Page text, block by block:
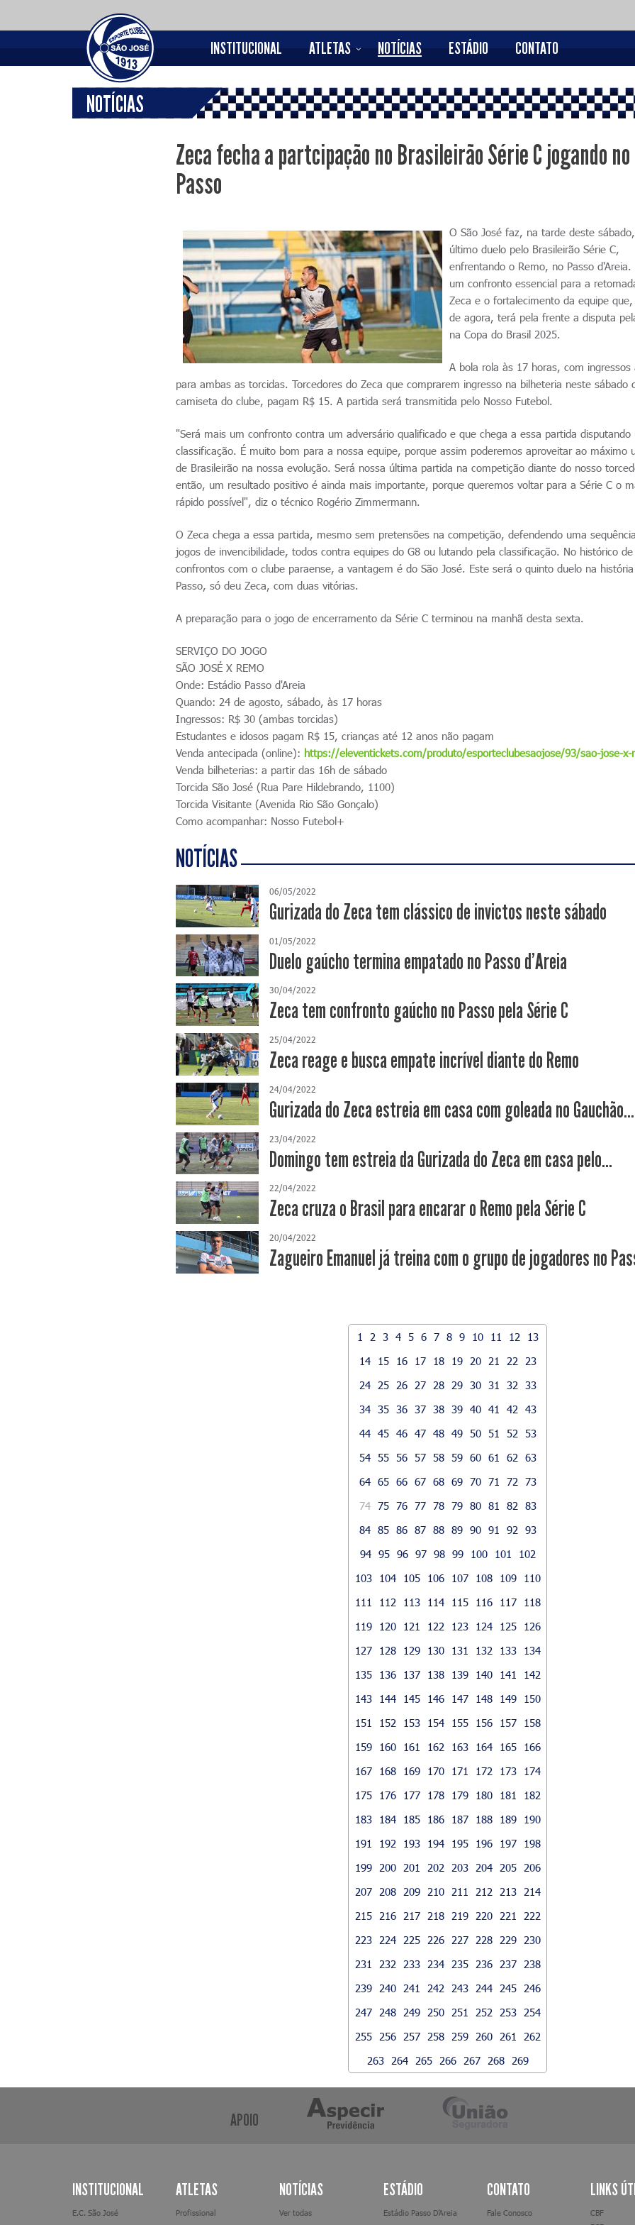
INSTITUCIONAL ATLETAS NOTÍCIAS ESTÁDIO CONTATO
NOTÍCIAS
Zeca fecha a partcipação no Brasileirão Série C jogando no
Passo
O São José faz, na tarde deste
último duelo pelo Brasileirão Série C,
enfrentando o Remo, no Passo d'Areia.
um confronto essencial para a
Zeca e o fortalecimento da equipe
de agora, terá pela frente a disputa
na Copa do Brasil 2025.
A bola rola às 17 horas, com ingressos
para ambas as torcidas. Torcedores do Zeca que comprarem ingresso na bilheteria neste sábado
camiseta do clube, pagam R$ 15. A partida será transmitida pelo Nosso Futebol.
"Será mais um confronto contra um adversário qualificado e que chega a essa partida disputando
classificação. É muito bom para a nossa equipe, porque assim poderemos aproveitar ao máximo
de Brasileirão na nossa evolução. Será nossa última partida na competição diante do nosso
então, um resultado positivo é ainda mais importante, porque queremos voltar para a Série C o
rápido possível", diz o técnico Rogério Zimmermann.
O Zeca chega a essa partida, mesmo sem pretensões na competição, defendendo uma
jogos de invencibilidade, todos contra equipes do G8 ou lutando pela classificação. No histórico de
confrontos com o clube paraense, a vantagem é do São José. Este será o quinto duelo na
Passo, só deu Zeca, com duas vitórias.
A preparação para o jogo de encerramento da Série C terminou na manhã desta sexta.
SERVIÇO DO JOGO
SÃO JOSÉ X REMO
Onde: Estádio Passo d'Areia
Quando: 24 de agosto, sábado, às 17 horas
Ingressos: R$ 30 (ambas torcidas)
Estudantes e idosos pagam R$ 15, crianças até 12 anos não pagam
Venda antecipada (online): https://eleventickets.com/produto/esporteclubesaojose/93/sao-jose-x-
Venda bilheterias: a partir das 16h de sábado
Torcida São José (Rua Pare Hildebrando, 1100)
Torcida Visitante (Avenida Rio São Gonçalo)
Como acompanhar: Nosso Futebol+
NOTÍCIAS
06/05/2022
Gurizada do Zeca tem clássico de invictos neste sábado
01/05/2022
Duelo gaúcho termina empatado no Passo d'Areia
30/04/2022
Zeca tem confronto gaúcho no Passo pela Série C
25/04/2022
Zeca reage e busca empate incrível diante do Remo
24/04/2022
Gurizada do Zeca estreia em casa com goleada no Gauchão...
23/04/2022
Domingo tem estreia da Gurizada do Zeca em casa pelo...
22/04/2022
Zeca cruza o Brasil para encarar o Remo pela Série C
20/04/2022
Zagueiro Emanuel já treina com o grupo de jogadores no
1 2 3 4 5 6 7 8 9 10 11 12
13
14
15 16 17 18 19 20 21 22
23
24
25 26 27 28 29 30 31 32
33
34 35 36 37 38 39 40 41 42
43
44 45 46 47 48 49 50 51 52
53
54 55 56 57 58 59 60 61 62
63
64 65 66 67 68 69 70 71 72
73
74 75 76 77 78 79 80 81 82
83
84 85 86 87 88 89 90 91 92
93
94 95 96 97 98 99 100 101
102
103
104 105 106 107 108 109
110
111
112 113 114 115 116 117
118
119
120 121 122 123 124 125
126
127
128 129 130 131 132 133
134
135
136 137 138 139 140 141
142
143
144 145 146 147 148 149
150
151
152 153 154 155 156 157
158
159
160 161 162 163 164 165
166
167
168 169 170 171 172 173
174
175
176 177 178 179 180 181
182
183
184 185 186 187 188 189
190
191
192 193 194 195 196 197
198
199
200 201 202 203 204 205
206
207
208 209 210 211 212 213
214
215
216 217 218 219 220 221
222
223
224 225 226 227 228 229
230
231
232 233 234 235 236 237
238
239
240 241 242 243 244 245
246
247
248 249 250 251 252 253
254
255
256 257 258 259 260 261
262
263
264 265 266 267 268 269
APOIO
INSTITUCIONAL
E.C. São José
ATLETAS
Profissional
NOTÍCIAS
Ver todas
ESTÁDIO
Estádio Passo D’Areia
CONTATO
Fale Conosco
LINKS
CBF